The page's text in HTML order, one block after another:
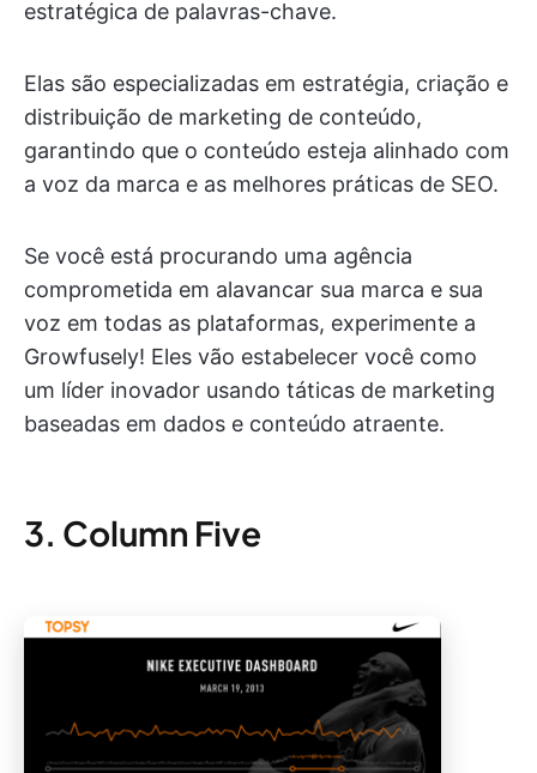
estratégica de palavras-chave.
Elas são especializadas em estratégia, criação e
distribuição de marketing de conteúdo,
garantindo que o conteúdo esteja alinhado com
a voz da marca e as melhores práticas de SEO.
Se você está procurando uma agência
comprometida em alavancar sua marca e sua
voz em todas as plataformas, experimente a
Growfusely! Eles vão estabelecer você como
um líder inovador usando táticas de marketing
baseadas em dados e conteúdo atraente.
3. Column Five